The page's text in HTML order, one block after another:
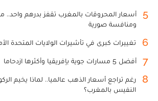
5
أسعار المحروقات بالمغرب تقفز بدرهم
ومنافسة صورية
6 تغييرات كبرى في تأشيرات الولايات المتحدة
7 أفضل 5 مسارات جوية بإفريقيا وأكثرها ازدحاما
8
رغم تراجع أسعار الذهب عالميا.. لماذا يخيم
النفيس بالمغرب؟